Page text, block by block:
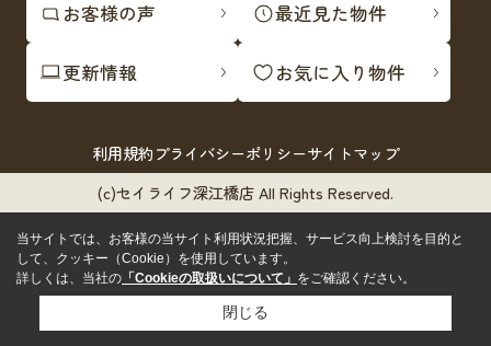
お客様の声 最近見た物件
更新情報 お気に入り物件
利用規約プライバシーポリシーサイトマップ
(c)セイライフ深江橋店 All Rights Reserved.
当サイトでは、お客様の当サイト利用状況把握、サービス向上検討を目的と
して、クッキー（Cookie）を使用しています。
詳しくは、当社の 「Cookieの取扱いについて」 をご確認ください。
閉じる